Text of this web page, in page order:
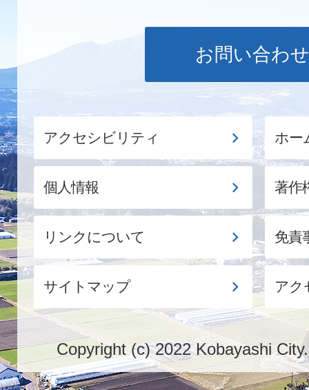
お問い合わせ
アクセシビリティ ホー
個人情報 著作
リンクについて 免責
サイトマップ アク
Copyright (c) 2022 Kobayashi